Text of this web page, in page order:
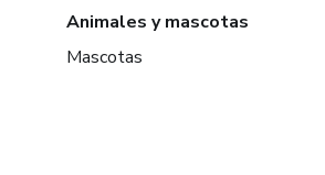
Animales y mascotas
Mascotas